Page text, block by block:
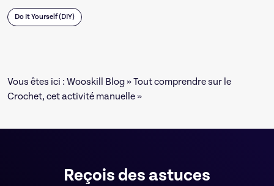
Do It Yourself (DIY)
Vous êtes ici : Wooskill Blog »Tout comprendre sur le
Crochet, cet activité manuelle »
Reçois des astuces